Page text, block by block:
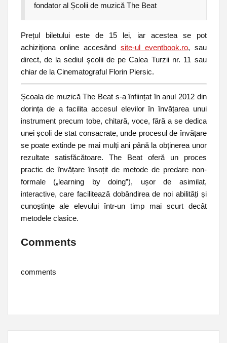
fondator al Școlii de muzică The Beat
Prețul biletului este de 15 lei, iar acestea se pot
achiziționa online accesând site-ul eventbook.ro, sau
direct, de la sediul şcolii de pe Calea Turzii nr. 11 sau
chiar de la Cinematograful Florin Piersic.
Școala de muzică The Beat s-a înființat în anul 2012 din
dorința de a facilita accesul elevilor în învățarea unui
instrument precum tobe, chitară, voce, fără a se dedica
unei școli de stat consacrate, unde procesul de învățare
se poate extinde pe mai mulți ani până la obținerea unor
rezultate satisfăcătoare. The Beat oferă un proces
practic de învățare însoțit de metode de predare non-
formale („learning by doing”), ușor de asimilat,
interactive, care facilitează dobândirea de noi abilități și
cunoștințe ale elevului într-un timp mai scurt decât
metodele clasice.
Comments
comments